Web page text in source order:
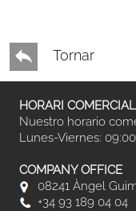
Tornar
HORARI COMERCIAL
Nuestro horario
Lunes-Viernes:
COMPANY OFFICE
08241 Àngel
+34 93 189 04 04